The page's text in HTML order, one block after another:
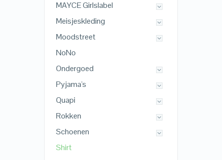
MAYCE Girlslabel
Meisjeskleding
Moodstreet
NoNo
Ondergoed
Pyjama's
Quapi
Rokken
Schoenen
Shirt